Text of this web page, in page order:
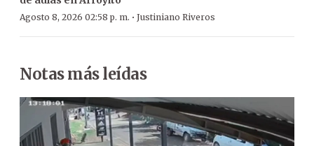
Agosto 8, 2026 02:58 p. m. · Justiniano Riveros
Notas más leídas